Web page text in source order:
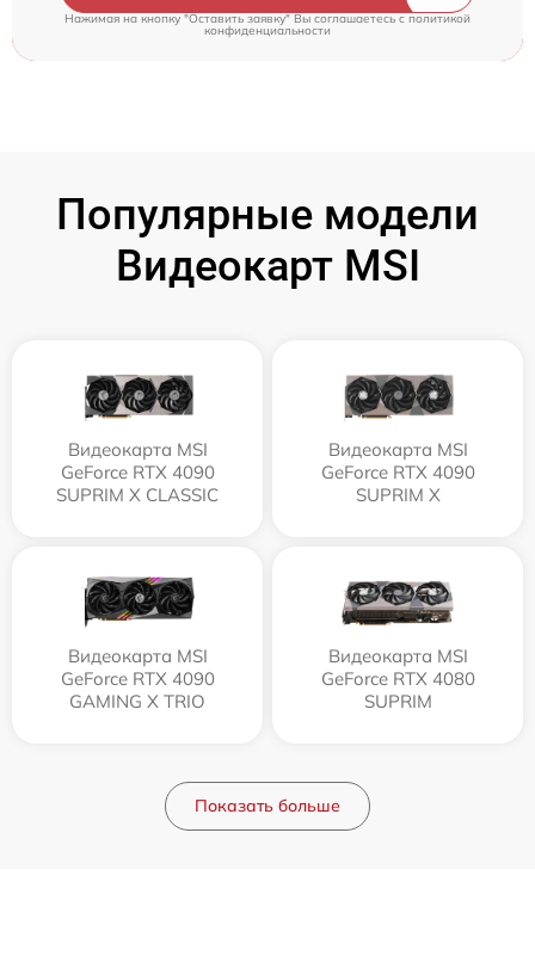
Нажимая на кнопку "Оставить заявку" Вы соглашаетесь cполитикой
конфиденциальности
Популярные модели
Видеокарт MSI
Видеокарта MSI
GeForce RTX 4090
SUPRIM X CLASSIC
Видеокарта MSI
GeForce RTX 4090
SUPRIM X
Видеокарта MSI
GeForce RTX 4090
GAMING X TRIO
Видеокарта MSI
GeForce RTX 4080
SUPRIM
Показать больше